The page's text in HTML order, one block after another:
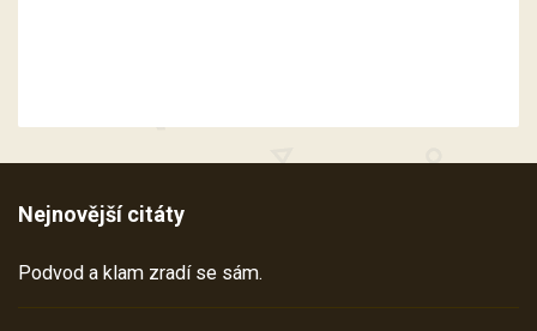
Nejnovější citáty
Podvod a klam zradí se sám.